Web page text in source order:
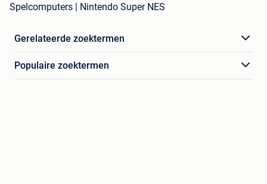
Spelcomputers | Nintendo Super NES
Gerelateerde zoektermen
Populaire zoektermen